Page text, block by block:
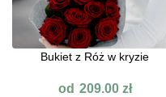
Bukiet z Róż w kryzie
od 209.00 zł